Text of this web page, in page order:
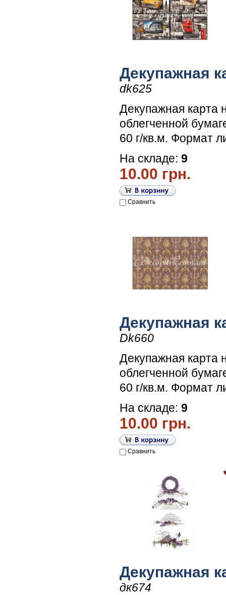
Декупажная
dk625
Декупажная карта
облегченной
60 г/кв.м. Формат
На складе: 9
10.00 грн.
Сравнить
Декупажная
Dk660
Декупажная карта
облегченной
60 г/кв.м. Формат
На складе: 9
10.00 грн.
Сравнить
Декупажная
дк674